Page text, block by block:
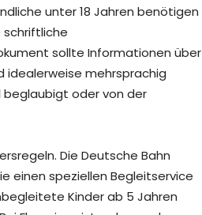
unter 18 Jahren benötigen
schriftliche
sollte Informationen über
idealerweise mehrsprachig
beglaubigt oder von der
Die Deutsche Bahn
einen speziellen Begleitservice
Kinder ab 5 Jahren